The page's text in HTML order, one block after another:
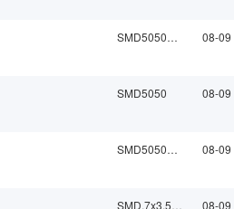
SMD5050_4P 08-09
SMD5050 08-09
SMD5050_6P 08-09
SMD,7x3.5mm 08-09